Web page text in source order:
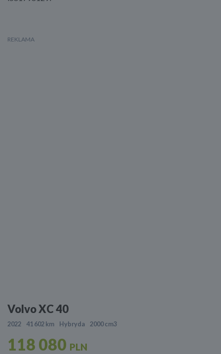
Volvo XC 40
2022 41 602 km Hybryda 2000 cm3
118 080 PLN